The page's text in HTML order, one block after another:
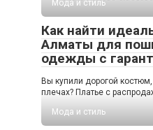
Мода и стиль
Как найти
Алматы для
одежды с
Вы купили дорогой
плечах? Платье с
Мода и стиль